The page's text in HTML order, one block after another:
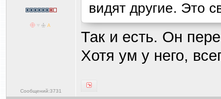
Сообщений:3731
видят другие. Это
Так и есть. Он
Хотя ум у него,